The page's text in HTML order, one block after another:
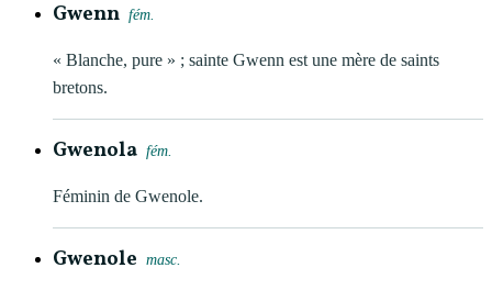
Gwenn fém.
« Blanche, pure » ; sainte Gwenn est une mère de saints
bretons.
Gwenola fém.
Féminin de Gwenole.
Gwenole masc.